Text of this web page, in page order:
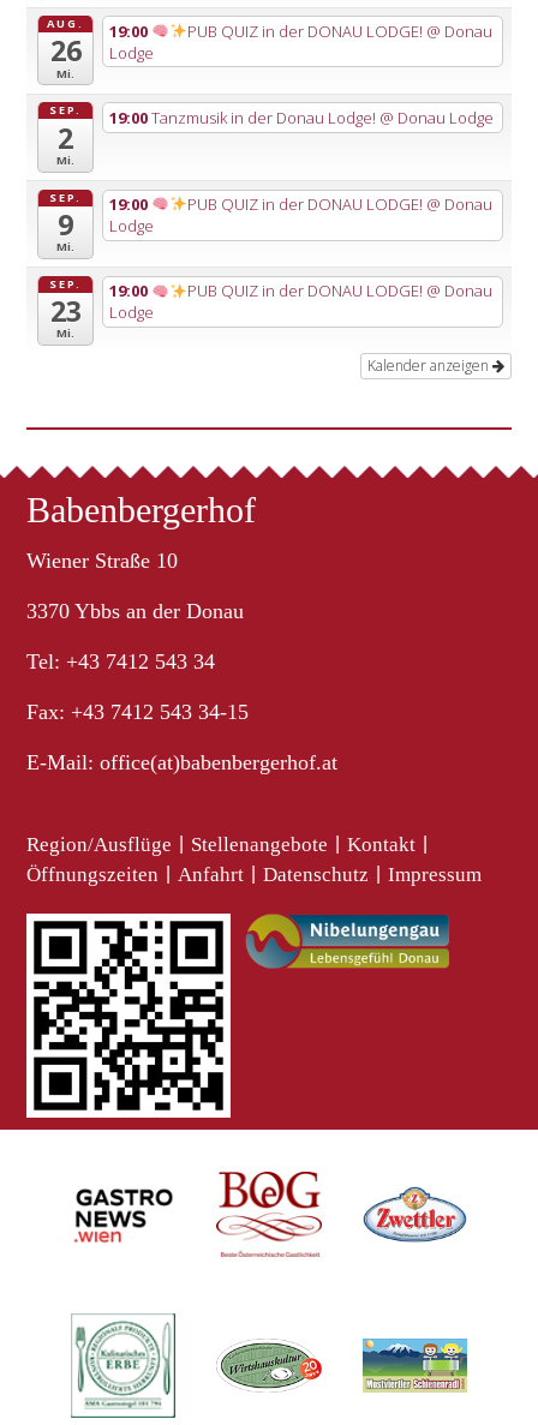
AUG.
26
Mi.
19:00 PUB QUIZ in der DONAU LODGE! @ Donau
Lodge
SEP.
2
Mi.
19:00Tanzmusik in der Donau Lodge! @ Donau Lodge
SEP.
9
Mi.
19:00 PUB QUIZ in der DONAU LODGE! @ Donau
Lodge
SEP.
23
Mi.
19:00 PUB QUIZ in der DONAU LODGE! @ Donau
Lodge
Kalender anzeigen
Babenbergerhof
Wiener Straße 10
3370 Ybbs an der Donau
Tel: +43 7412 543 34
Fax: +43 7412 543 34-15
E-Mail:office(at)babenbergerhof.at
Region/Ausflüge Stellenangebote Kontakt
Öffnungszeiten Anfahrt Datenschutz Impressum